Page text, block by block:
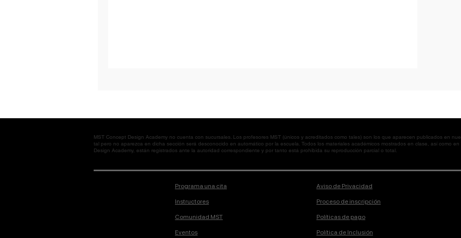
MST Concept Design Academy no cuenta con sucursales. Los profesores MST (únicos y acreditados como tales) son los que aparecen publicados en
tal pero no aparezca en dicha sección será desconocido en automático por la escuela. Todos los materiales académicos mostrados en clase, así como
Design Academy, están registrados ante la autoridad correspondiente y por tanto está prohibida su reproducción parcial o total.
Programa una cita
Instructores
Comunidad MST
Eventos
Aviso de Privacidad
Proceso de inscripción
Políticas de pago
Política de Inclusión